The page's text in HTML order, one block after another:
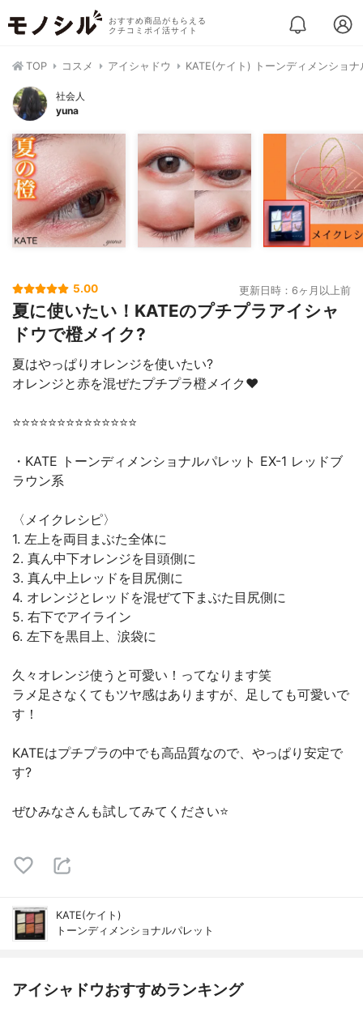
おすすめ商品がもらえる
クチコミポイ活サイト
TOP コスメ アイシャドウ KATE(ケイト) トーンディメンショナ
社会人
yuna
5.00 更新日時：6ヶ月以上前
夏に使いたい！KATEのプチプラアイシャ
ドウで橙メイク?
夏はやっぱりオレンジを使いたい?
オレンジと赤を混ぜたプチプラ橙メイク❤️
⭐️⭐️⭐️⭐️⭐️⭐️⭐️⭐️⭐️⭐️⭐️⭐️⭐️⭐️
・KATE トーンディメンショナルパレット EX-1 レッドブ
ラウン系
〈メイクレシピ〉
1. 左上を両目まぶた全体に
2. 真ん中下オレンジを目頭側に
3. 真ん中上レッドを目尻側に
4. オレンジとレッドを混ぜて下まぶた目尻側に
5. 右下でアイライン
6. 左下を黒目上、涙袋に
久々オレンジ使うと可愛い！ってなります笑
ラメ足さなくてもツヤ感はありますが、足しても可愛いで
す！
KATEはプチプラの中でも高品質なので、やっぱり安定で
す?
ぜひみなさんも試してみてください⭐️
KATE(ケイト)
トーンディメンショナルパレット
アイシャドウおすすめランキング